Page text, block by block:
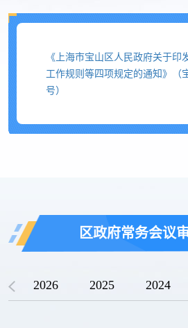
《上海市宝山区人民政府关于印
工作规则等四项规定的通知》（
号）
区政府常务会议
2026 2025 2024